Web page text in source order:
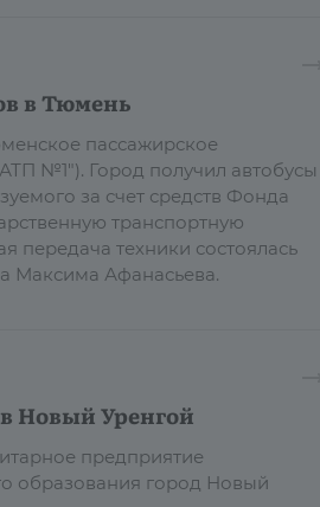
в Тюмень
пассажирское
№1"). Город получил автобусы
за счет средств Фонда
транспортную
передача техники состоялась
Максима Афанасьева.
Новый Уренгой
предприятие
образования город Новый